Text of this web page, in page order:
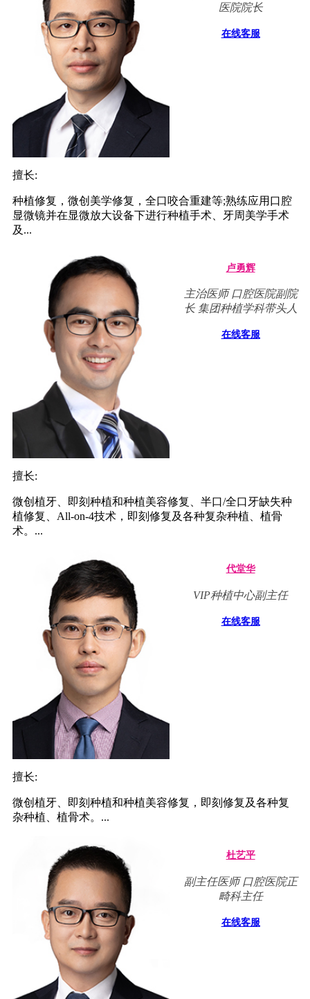
医院院长
在线客服
擅长:
种植修复，微创美学修复，全口咬合重建等;熟练应用口腔
显微镜并在显微放大设备下进行种植手术、牙周美学手术
及...
卢勇辉
主治医师 口腔医院副院
长 集团种植学科带头人
在线客服
擅长:
微创植牙、即刻种植和种植美容修复、半口/全口牙缺失种
植修复、All-on-4技术，即刻修复及各种复杂种植、植骨
术。...
代堂华
VIP种植中心副主任
在线客服
擅长:
微创植牙、即刻种植和种植美容修复，即刻修复及各种复
杂种植、植骨术。...
杜艺平
副主任医师 口腔医院正
畸科主任
在线客服